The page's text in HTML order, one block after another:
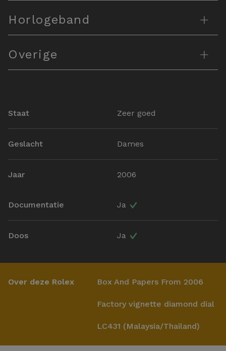
Horlogeband +
Overige +
Staat Zeer goed
Geslacht Dames
Jaar 2006
Documentatie Ja
Doos Ja
Over deze Rolex Box And Papers From 2006
Factory vignette diamond dial
LC431 (Malaysia/Thailand)